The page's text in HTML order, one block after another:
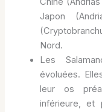
Japon
Nord.
Les
évoluées.
leur os
inférieure, et